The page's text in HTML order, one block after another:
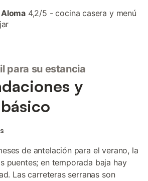
4,2/5 - cocina casera y menú
para su estancia
y
de antelación para el verano, la
puentes; en temporada baja hay
Las carreteras serranas son